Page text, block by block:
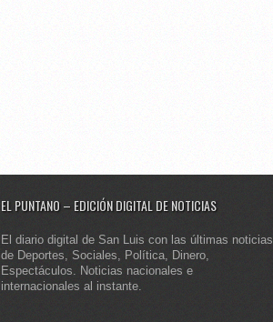
EL PUNTANO – EDICIÓN DIGITAL DE NOTICIAS
El diario digital de San Luis con las últimas noticias
de Deportes, Sociales, Política, Dinero,
Espectáculos. Noticias nacionales e
internacionales al instante.